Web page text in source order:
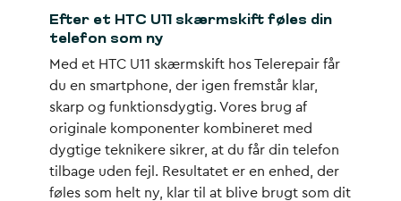
Efter et HTC U11 skærmskift føles din
telefon som ny
Med et HTC U11 skærmskift hos Telerepair får
du en smartphone, der igen fremstår klar,
skarp og funktionsdygtig. Vores brug af
originale komponenter kombineret med
dygtige teknikere sikrer, at du får din telefon
tilbage uden fejl. Resultatet er en enhed, der
føles som helt ny, klar til at blive brugt som dit